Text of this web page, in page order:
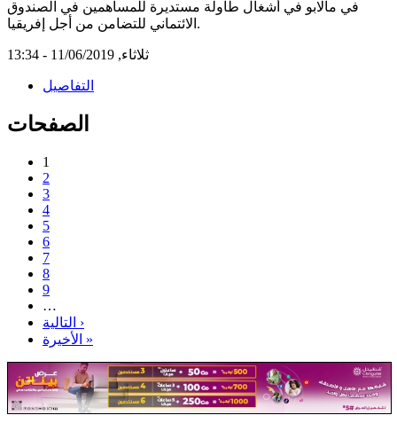
في مالابو في أشغال طاولة مستديرة للمساهمين في الصندوق
الائتماني للتضامن من أجل إفريقيا.
ثلاثاء, 11/06/2019 - 13:34
التفاصيل
الصفحات
1
2
3
4
5
6
7
8
9
…
التالية ›
الأخيرة »